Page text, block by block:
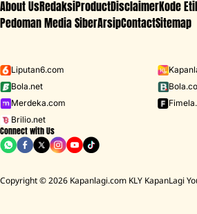
About UsRedaksiProductDisclaimerKode
Pedoman Media SiberArsipContactSitemap
Liputan6.com
Bola.net
Merdeka.com
Brilio.net
Connect with Us
Copyright © 2026 Kapanlagi.com KLY KapanLagi